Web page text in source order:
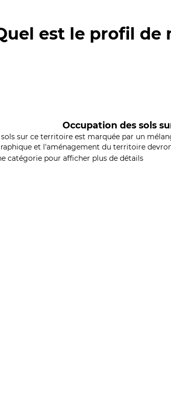
est le profil de
Occupation des sols
sur ce territoire est marquée par un
et l'aménagement du territoire
catégorie pour afficher plus de détails